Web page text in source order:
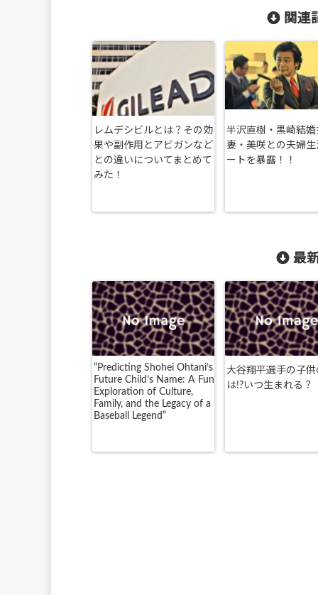
関連
レムデシビルとは？その効
果や副作用とアビガンなど
との違いについてまとめて
みた！
半沢直樹・黒崎結婚
妻・美咲との夫婦
ートを暴露！！
最
“Predicting Shohei Ohtani’s
Future Child’s Name: A Fun
Exploration of Culture,
Family, and the Legacy of a
Baseball Legend”
大谷翔平選手の子供
は!?いつ生まれる？